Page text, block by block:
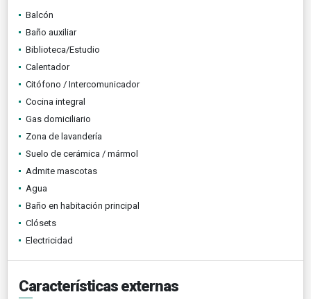
Balcón
Baño auxiliar
Biblioteca/Estudio
Calentador
Citófono / Intercomunicador
Cocina integral
Gas domiciliario
Zona de lavandería
Suelo de cerámica / mármol
Admite mascotas
Agua
Baño en habitación principal
Clósets
Electricidad
Características externas